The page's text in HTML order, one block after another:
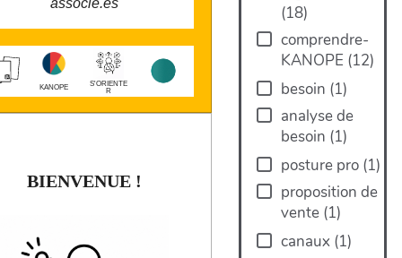
(18)
comprendre-
KANOPE (12)
besoin (1)
analyse de
besoin (1)
posture pro (1)
proposition de
vente (1)
canaux (1)
KANOPE
S'ORIENTE
R
larobustesse.org/kanope/?
AssembleeDesAssocieEs
BIENVENUE !
BIENVENUE !
un outil numérique permettant de
saisir des données pour faire des